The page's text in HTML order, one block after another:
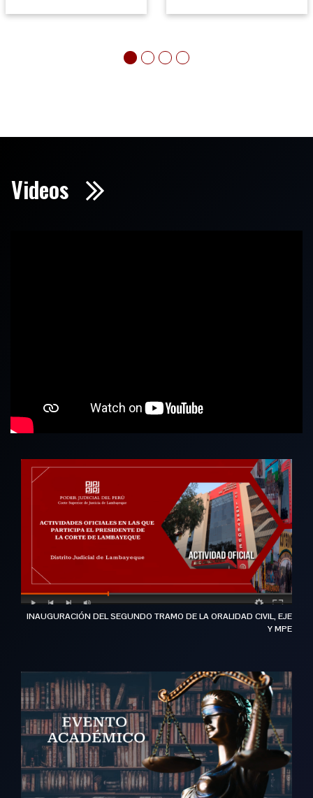
Videos
INAUGURACIÓN DEL SEGUNDO TRAMO DE LA ORALIDAD CIVIL, EJE
Y MPE